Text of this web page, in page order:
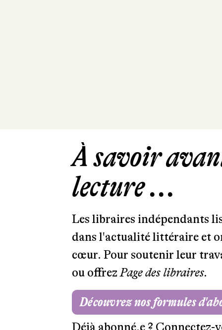
À savoir
lecture ...
Les libraires indépendants
dans l'actualité littéraire et
cœur. Pour soutenir leur
ou offrezPage des libraires.
Découvrez nos formules
Déjà abonné.e ? Connectez-